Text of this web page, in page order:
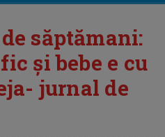
săptămani:
și bebe e cu
jurnal de